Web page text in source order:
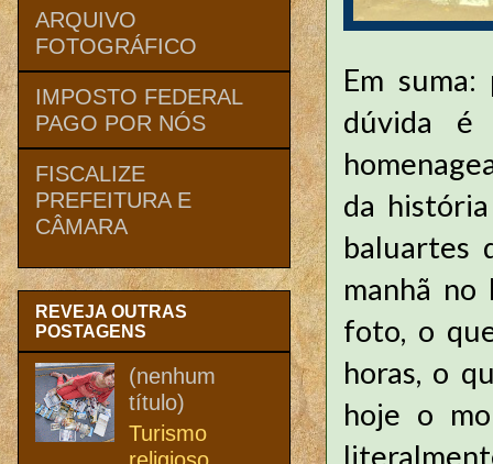
Em
dúvida é
da
baluartes
manhã no
foto, o
horas, o
hoje o
ARQUIVO
FOTOGRÁFICO
IMPOSTO FEDERAL
PAGO POR NÓS
FISCALIZE
PREFEITURA E
CÂMARA
REVEJA OUTRAS
POSTAGENS
(nenhum
título)
Turismo
religioso